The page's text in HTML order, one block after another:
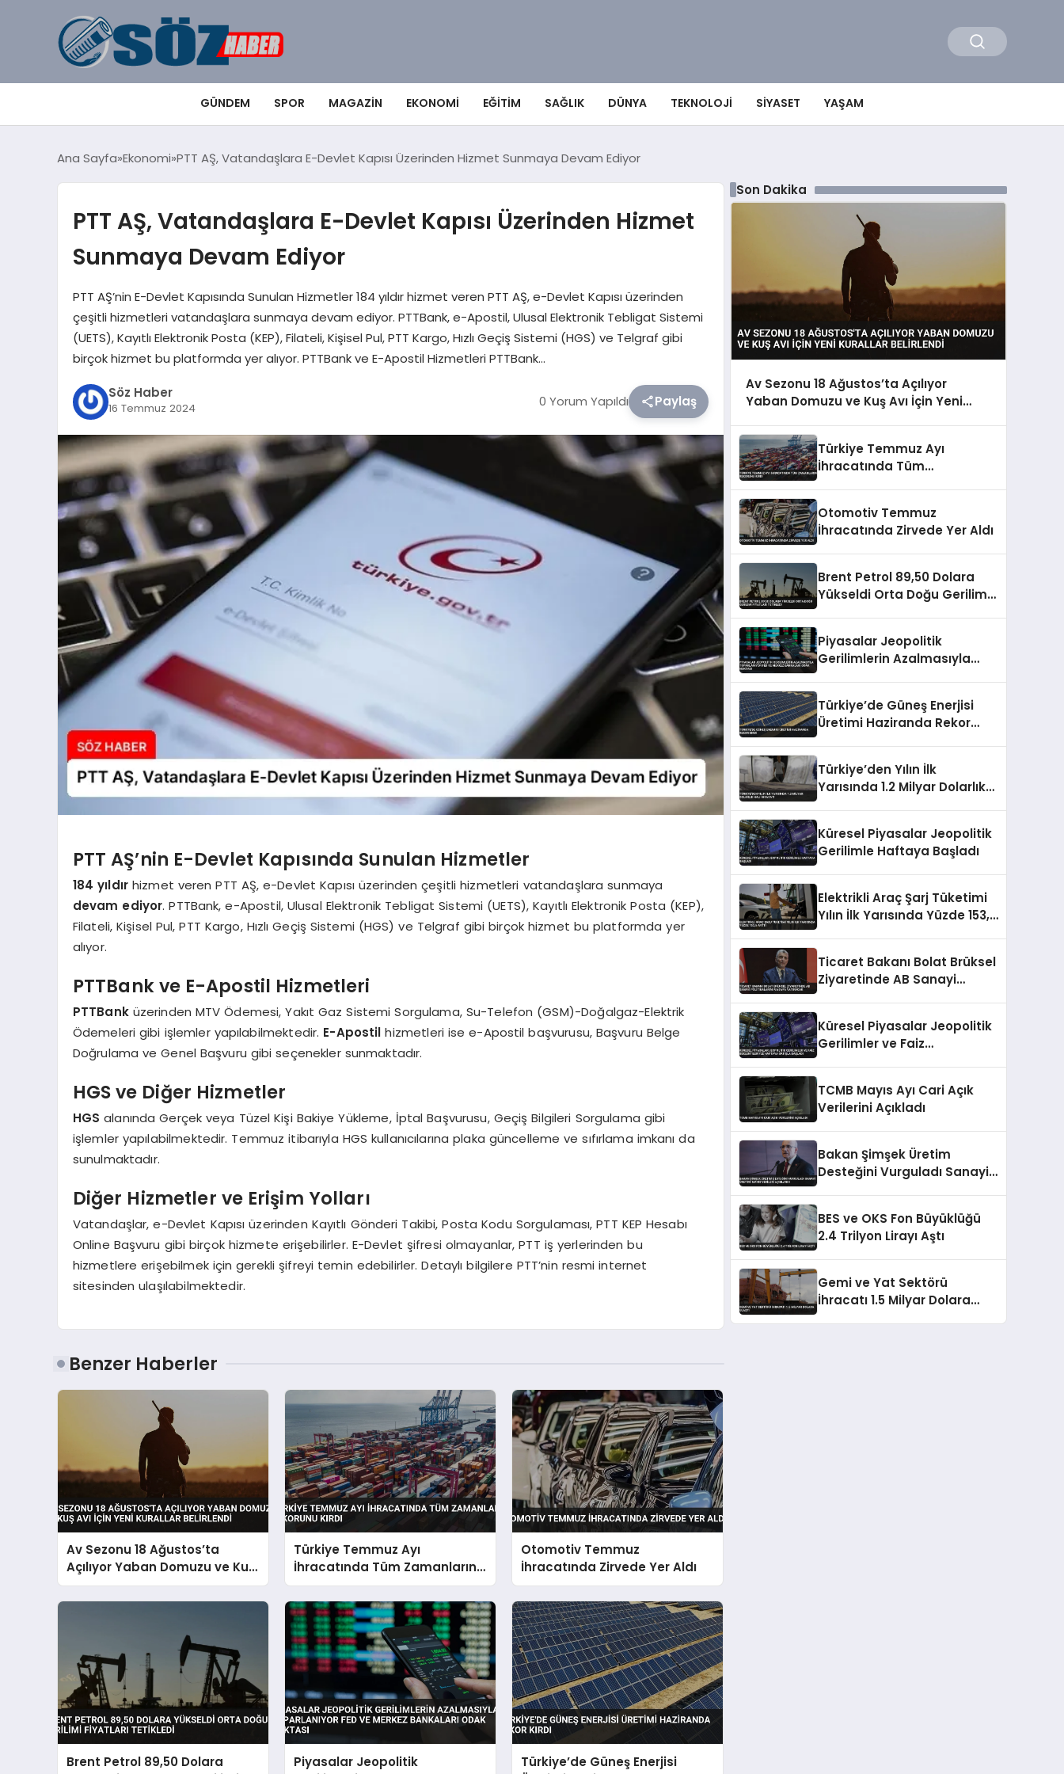
GÜNDEM SPOR MAGAZIN EKONOMI EĞITIM SAĞLIK DÜNYA TEKNOLOJI SIYASET YAŞAM
Ana Sayfa Ekonomi PTT AŞ, Vatandaşlara E-Devlet Kapısı Üzerinden Hizmet Sunmaya Devam Ediyor
PTT AŞ, Vatandaşlara E-Devlet Kapısı Üzerinden Hizmet
Sunmaya Devam Ediyor
PTT AŞ’nin E-Devlet Kapısında Sunulan Hizmetler 184 yıldır hizmet veren PTT AŞ, e-Devlet Kapısı üzerinden
çeşitli hizmetleri vatandaşlara sunmaya devam ediyor. PTTBank, e-Apostil, Ulusal Elektronik Tebligat Sistemi
(UETS), Kayıtlı Elektronik Posta (KEP), Filateli, Kişisel Pul, PTT Kargo, Hızlı Geçiş Sistemi (HGS) ve Telgraf gibi
birçok hizmet bu platformda yer alıyor. PTTBank ve E-Apostil Hizmetleri PTTBank…
Söz Haber
16 Temmuz 2024 0 Yorum Yapıldı Paylaş
PTT AŞ’nin E-Devlet Kapısında Sunulan Hizmetler
184 yıldır hizmet veren PTT AŞ, e-Devlet Kapısı üzerinden çeşitli hizmetleri vatandaşlara sunmaya
devam ediyor. PTTBank, e-Apostil, Ulusal Elektronik Tebligat Sistemi (UETS), Kayıtlı Elektronik Posta (KEP),
Filateli, Kişisel Pul, PTT Kargo, Hızlı Geçiş Sistemi (HGS) ve Telgraf gibi birçok hizmet bu platformda yer
alıyor.
PTTBank ve E-Apostil Hizmetleri
PTTBanküzerinden MTV Ödemesi, Yakıt Gaz Sistemi Sorgulama, Su-Telefon (GSM)-Doğalgaz-Elektrik
Ödemeleri gibi işlemler yapılabilmektedir. E-Apostil hizmetleri ise e-Apostil başvurusu, Başvuru Belge
Doğrulama ve Genel Başvuru gibi seçenekler sunmaktadır.
HGS ve Diğer Hizmetler
HGS alanında Gerçek veya Tüzel Kişi Bakiye Yükleme, İptal Başvurusu, Geçiş Bilgileri Sorgulama gibi
işlemler yapılabilmektedir. Temmuz itibarıyla HGS kullanıcılarına plaka güncelleme ve sıfırlama imkanı da
sunulmaktadır.
Diğer Hizmetler ve Erişim Yolları
Vatandaşlar, e-Devlet Kapısı üzerinden Kayıtlı Gönderi Takibi, Posta Kodu Sorgulaması, PTT KEP Hesabı
Online Başvuru gibi birçok hizmete erişebilirler. E-Devlet şifresi olmayanlar, PTT iş yerlerinden bu
hizmetlere erişebilmek için gerekli şifreyi temin edebilirler. Detaylı bilgilere PTT’nin resmi internet
sitesinden ulaşılabilmektedir.
Benzer Haberler
Av Sezonu 18 Ağustos’ta
Açılıyor Yaban Domuzu ve Kuş
Avı İçin Yeni Kurallar Belirlendi
Türkiye Temmuz Ayı
İhracatında Tüm Zamanların
Rekorunu Kırdı
Otomotiv Temmuz
İhracatında Zirvede Yer Aldı
Brent Petrol 89,50 Dolara
Piyasalar Jeopolitik
Türkiye’de Güneş Enerjisi
Son Dakika
Av Sezonu 18 Ağustos’ta Açılıyor
Yaban Domuzu ve Kuş Avı İçin Yeni
Türkiye Temmuz Ayı
İhracatında Tüm
Otomotiv Temmuz
İhracatında Zirvede Yer Aldı
Brent Petrol 89,50 Dolara
Yükseldi Orta Doğu Gerilimi
Piyasalar Jeopolitik
Gerilimlerin Azalmasıyla
Türkiye’de Güneş Enerjisi
Üretimi Haziranda Rekor
Türkiye’den Yılın İlk
Yarısında 1.2 Milyar Dolarlık
Küresel Piyasalar Jeopolitik
Gerilimle Haftaya Başladı
Elektrikli Araç Şarj Tüketimi
Yılın İlk Yarısında Yüzde 153,5
Ticaret Bakanı Bolat Brüksel
Ziyaretinde AB Sanayi
Küresel Piyasalar Jeopolitik
Gerilimler ve Faiz
TCMB Mayıs Ayı Cari Açık
Verilerini Açıkladı
Bakan Şimşek Üretim
Desteğini Vurguladı Sanayi
BES ve OKS Fon Büyüklüğü
2.4 Trilyon Lirayı Aştı
Gemi ve Yat Sektörü
İhracatı 1.5 Milyar Dolara